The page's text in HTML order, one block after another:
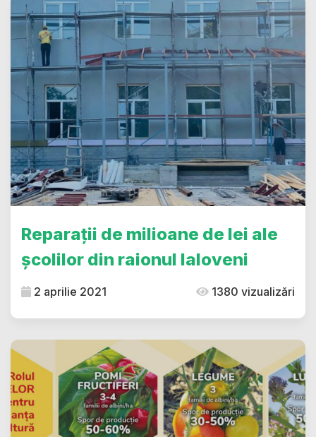
Reparații de milioane de lei ale
școlilor din raionul Ialoveni
2 aprilie 2021 1380 vizualizări